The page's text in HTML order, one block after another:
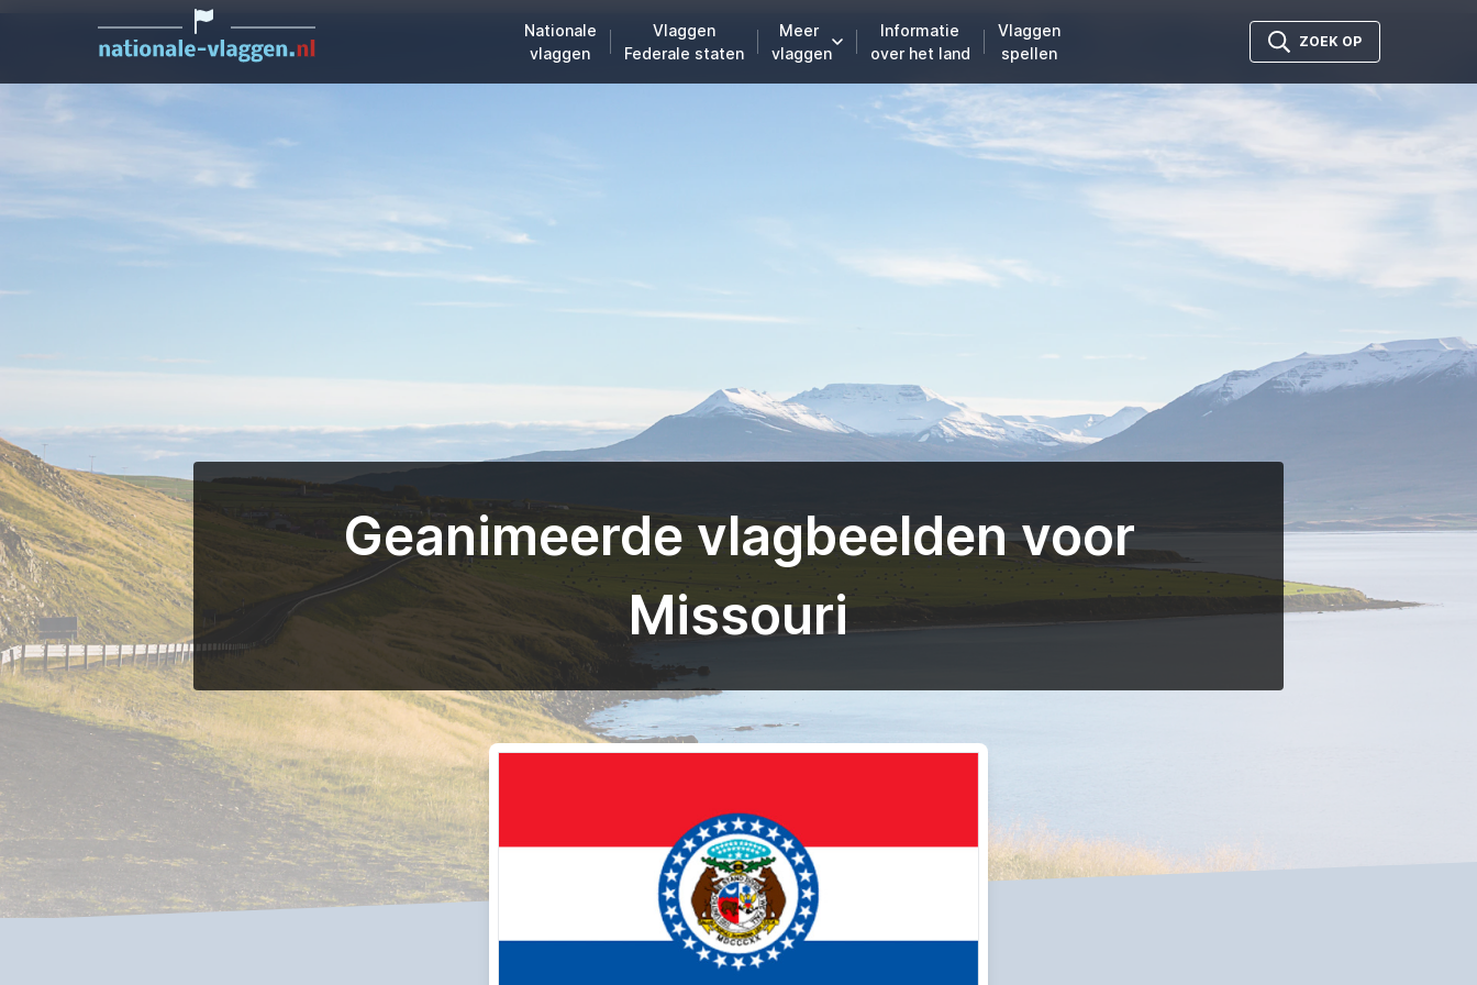
Nationale
vlaggen
Vlaggen
Federale staten
Meer
vlaggen
Informatie
over het land
Vlaggen
spellen
ZOEK OP
Geanimeerde vlagbeelden voor
Missouri